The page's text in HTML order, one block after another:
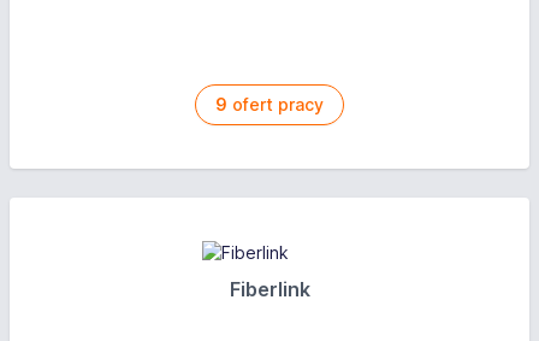
9 ofert pracy
Fiberlink